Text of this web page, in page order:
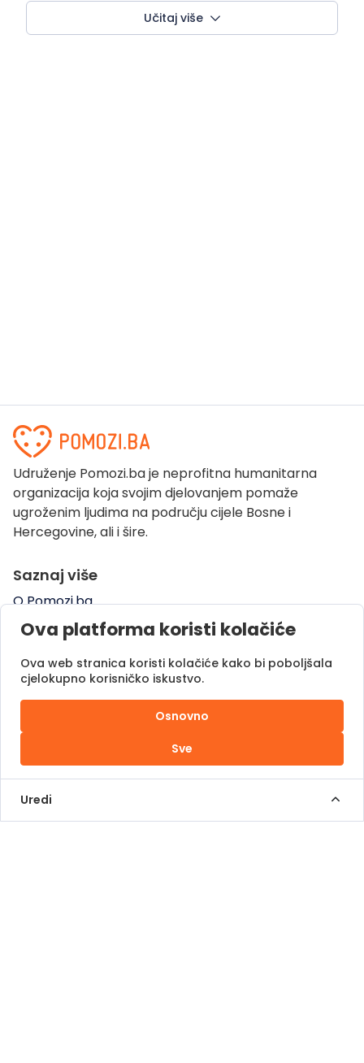
Učitaj više
Udruženje Pomozi.ba je neprofitna humanitarna
organizacija koja svojim djelovanjem pomaže
ugroženim ljudima na području cijele Bosne i
Hercegovine, ali i šire.
Saznaj više
O Pomozi.ba
Pogledaj kampanje
Pomozi.ba Novosti
Kontaktirajte nas
Kontakt Info
+387 62 839 000
info@pomoziba.org
Ova platforma koristi kolačiće
Ova web stranica koristi kolačiće kako bi poboljšala
cjelokupno korisničko iskustvo.
Osnovno
Sve
Uredi